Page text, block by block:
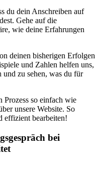
du dein Anschreiben auf
Gehe auf die
wie deine Erfahrungen
deinen bisherigen Erfolgen
und Zahlen helfen uns,
und zu sehen, was du für
Prozess so einfach wie
unsere Website. So
effizient bearbeiten!
bei